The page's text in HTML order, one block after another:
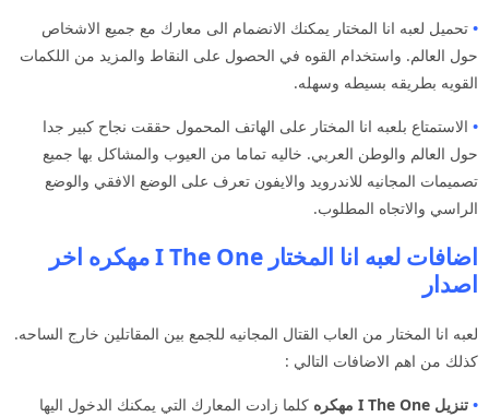
• تحميل لعبه انا المختار يمكنك الانضمام الى معارك مع جميع الاشخاص
حول العالم. واستخدام القوه في الحصول على النقاط والمزيد من اللكمات
القويه بطريقه بسيطه وسهله.
• الاستمتاع بلعبه انا المختار على الهاتف المحمول حققت نجاح كبير جدا
حول العالم والوطن العربي. خاليه تماما من العيوب والمشاكل بها جميع
تصميمات المجانيه للاندرويد والايفون تعرف على الوضع الافقي والوضع
الراسي والاتجاه المطلوب.
اضافات لعبه انا المختار I The One مهكره اخر
اصدار
لعبه انا المختار من العاب القتال المجانيه للجمع بين المقاتلين خارج الساحه.
كذلك من اهم الاضافات التالي :
• تنزيل I The One مهكره
كلما زادت المعارك التي يمكنك الدخول اليها